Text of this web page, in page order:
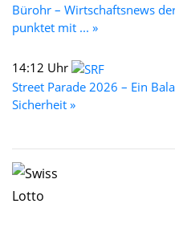
Bürohr – Wirtschaftsnews
punktet mit ... »
14:12 Uhr
Street Parade 2026 – Ein
Sicherheit »